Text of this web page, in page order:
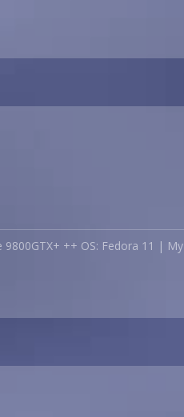
++ OS: Fedora 11 | My